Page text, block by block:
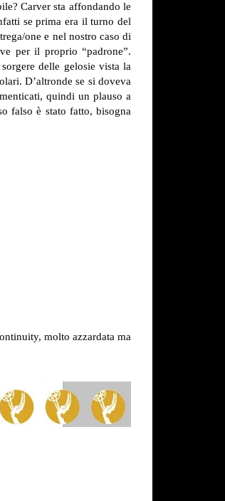
Carver sta affondando le
se prima era il turno del
one e nel nostro caso di
per il proprio “padrone”.
delle gelosie vista la
D’altronde se si doveva
quindi un plauso a
falso è stato fatto, bisogna
molto azzardata ma